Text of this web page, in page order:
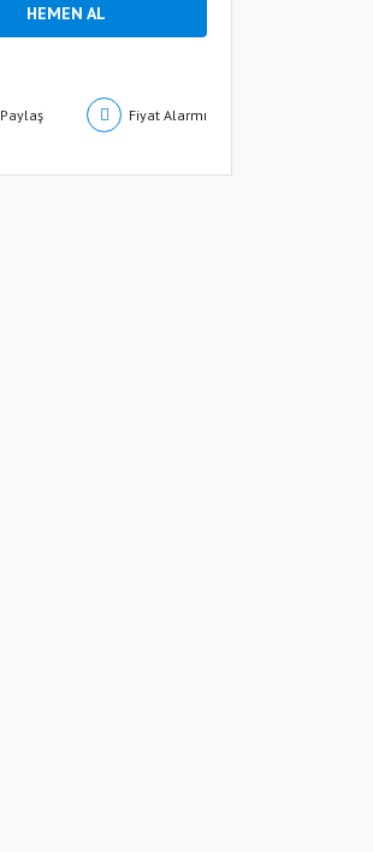
HEMEN AL
Paylaş Fiyat Alarmı